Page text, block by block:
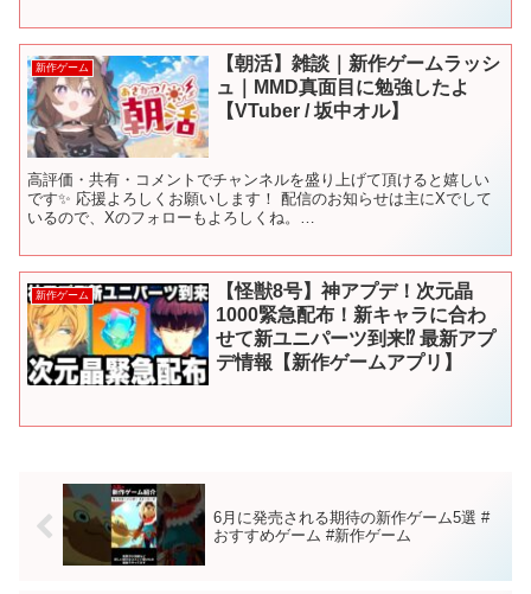
新作ゲーム
【朝活】雑談｜新作ゲームラッシ
ュ｜MMD真面目に勉強したよ
【VTuber / 坂中オル】
高評価・共有・コメントでチャンネルを盛り上げて頂けると嬉しい
です✨ 応援よろしくお願いします！ 配信のお知らせは主にXでして
いるので、Xのフォローもよろしくね。
新作ゲーム
【怪獣8号】神アプデ！次元晶
1000緊急配布！新キャラに合わ
せて新ユニパーツ到来⁉︎ 最新アプ
デ情報【新作ゲームアプリ】
6月に発売される期待の新作ゲーム5選 #
おすすめゲーム #新作ゲーム